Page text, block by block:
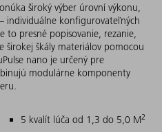
široký výber úrovní výkonu,
individuálne konfigurovateľných
to presné popisovanie, rezanie,
širokej škály materiálov pomocou
nano je určený pre
modulárne komponenty
5 kvalít lúča od 1,3 do 5,0 M2